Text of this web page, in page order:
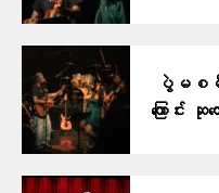
ပွဲမစမီ
ကြောင်း